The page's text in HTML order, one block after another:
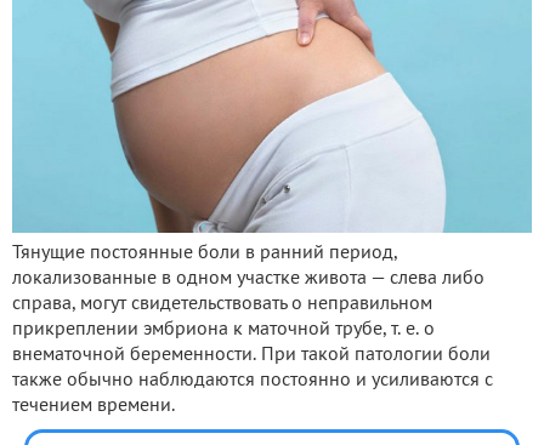
Тянущие постоянные боли в ранний период,
локализованные в одном участке живота — слева либо
справа, могут свидетельствовать о неправильном
прикреплении эмбриона к маточной трубе, т. е. о
внематочной беременности. При такой патологии боли
также обычно наблюдаются постоянно и усиливаются с
течением времени.